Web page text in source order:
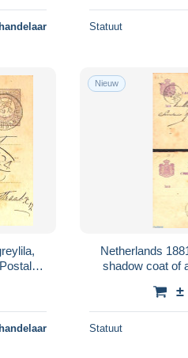
Statuut
Nieuw
Netherlands 1881 Postcard 2.5c,
shadow coat of
±
Statuut